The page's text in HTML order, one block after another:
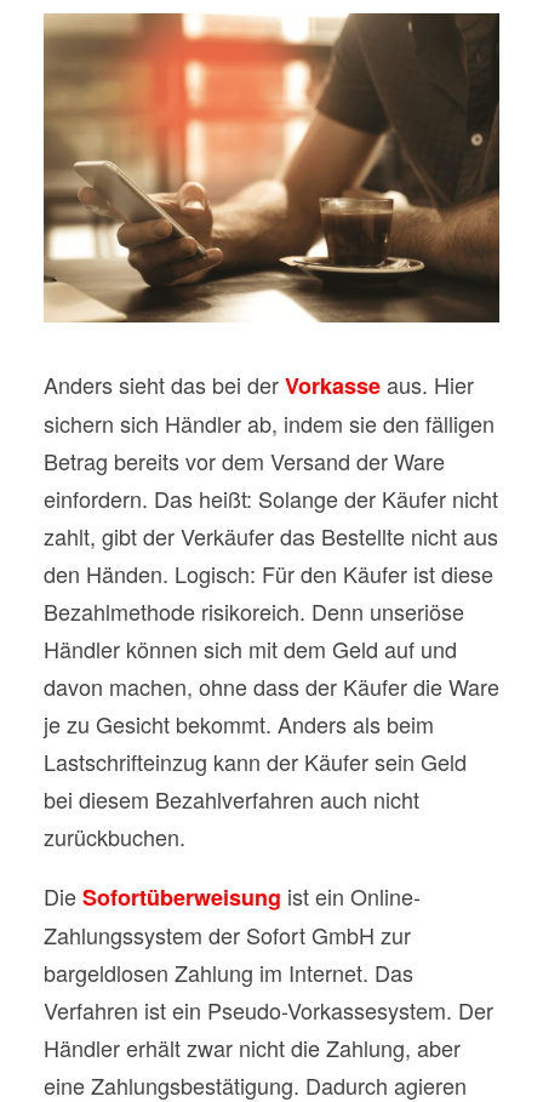
Anders sieht das bei derVorkasseaus. Hier
sichern sich Händler ab, indem sie den fälligen
Betrag bereits vor dem Versand der Ware
einfordern. Das heißt: Solange der Käufer nicht
zahlt, gibt der Verkäufer das Bestellte nicht aus
den Händen. Logisch: Für den Käufer ist diese
Bezahlmethode risikoreich. Denn unseriöse
Händler können sich mit dem Geld auf und
davon machen, ohne dass der Käufer die Ware
je zu Gesicht bekommt. Anders als beim
Lastschrifteinzug kann der Käufer sein Geld
bei diesem Bezahlverfahren auch nicht
zurückbuchen.
DieSofortüberweisung ist ein Online-
Zahlungssystem der Sofort GmbH zur
bargeldlosen Zahlung im Internet. Das
Verfahren ist ein Pseudo-Vorkassesystem. Der
Händler erhält zwar nicht die Zahlung, aber
eine Zahlungsbestätigung. Dadurch agieren